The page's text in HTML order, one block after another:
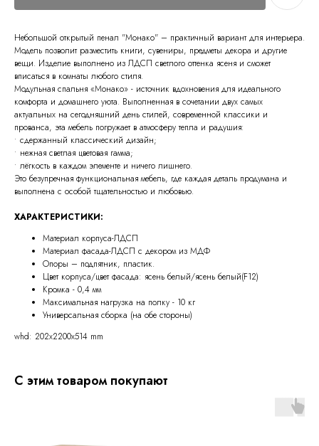
Небольшой открытый пенал "Монако" – практичный вариант для интерьера.
Модель позволит разместить книги, сувениры, предметы декора и другие
вещи. Изделие выполнено из ЛДСП светлого оттенка ясеня и сможет
вписаться в комнаты любого стиля.
Модульная спальня «Монако» - источник вдохновения для идеального
комфорта и домашнего уюта. Выполненная в сочетании двух самых
актуальных на сегодняшний день стилей, современной классики и
прованса, эта мебель погружает в атмосферу тепла и радушия:
• сдержанный классический дизайн;
• нежная светлая цветовая гамма;
• лёгкость в каждом элементе и ничего лишнего.
Это безупречная функциональная мебель, где каждая деталь продумана и
выполнена с особой тщательностью и любовью.
ХАРАКТЕРИСТИКИ:
Материал корпуса-ЛДСП
Материал фасада-ЛДСП с декором из МДФ
Опоры – подпятник, пластик.
Цвет корпуса/цвет фасада: ясень белый/ясень белый(F12)
Кромка - 0,4 мм
Максимальная нагрузка на полку - 10 кг
Универсальная сборка (на обе стороны)
whd: 202x2200x514 mm
С этим товаром покупают